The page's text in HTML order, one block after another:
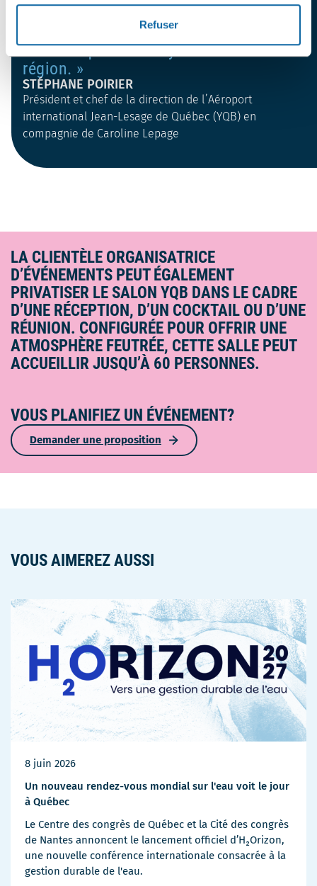
Refuser
contribuer activement à la vitalité
économique et au rayonnement de la
région.
STÉPHANE POIRIER
Président et chef de la direction de l’Aéroport
international Jean-Lesage de Québec (YQB) en
compagnie de Caroline Lepage
LA CLIENTÈLE ORGANISATRICE
D’ÉVÉNEMENTS PEUT ÉGALEMENT
PRIVATISER LE SALON YQB DANS LE CADRE
D’UNE RÉCEPTION, D’UN COCKTAIL OU D’UNE
RÉUNION. CONFIGURÉE POUR OFFRIR UNE
ATMOSPHÈRE FEUTRÉE, CETTE SALLE PEUT
ACCUEILLIR JUSQU’À 60 PERSONNES.
VOUS PLANIFIEZ UN ÉVÉNEMENT?
Demander une proposition
VOUS AIMEREZ AUSSI
8 juin 2026
Un nouveau rendez-vous mondial sur l'eau voit le jour
à Québec
Le Centre des congrès de Québec et la Cité des congrès
de Nantes annoncent le lancement officiel d’H₂Orizon,
une nouvelle conférence internationale consacrée à la
gestion durable de l'eau.